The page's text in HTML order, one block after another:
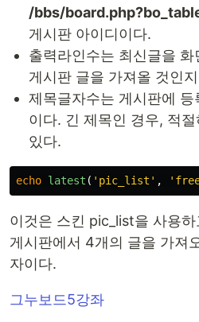
/bbs/
게시판 아이디이다.
출력라인수는 최신글을
게시판 글을 가져올 것인
제목글자수는 게시판에
이다. 긴 제목인 경우, 적
있다.
echo latest ( 'pic_list' ,
이것은 스킨 pic_list을 사용
게시판에서 4개의 글을 가져
자이다.
그누보드5강좌